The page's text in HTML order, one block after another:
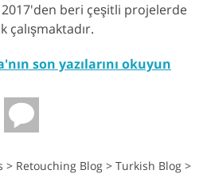
beri çeşitli projelerde
son yazılarını okuyun
> Retouching Blog > Turkish Blog >